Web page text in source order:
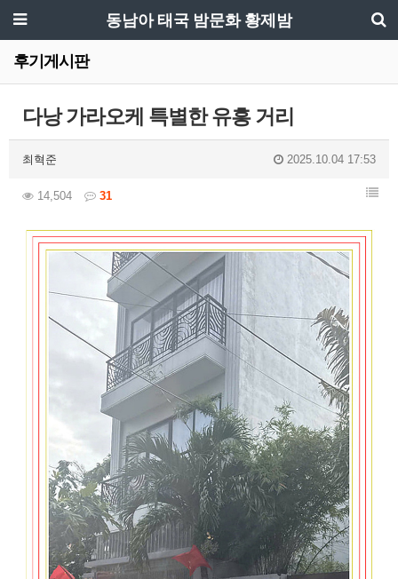
동남아 태국 밤문화 황제밤
후기게시판
다낭 가라오케 특별한 유흥 거리
최혁준 2025.10.04 17:53
14,504 31